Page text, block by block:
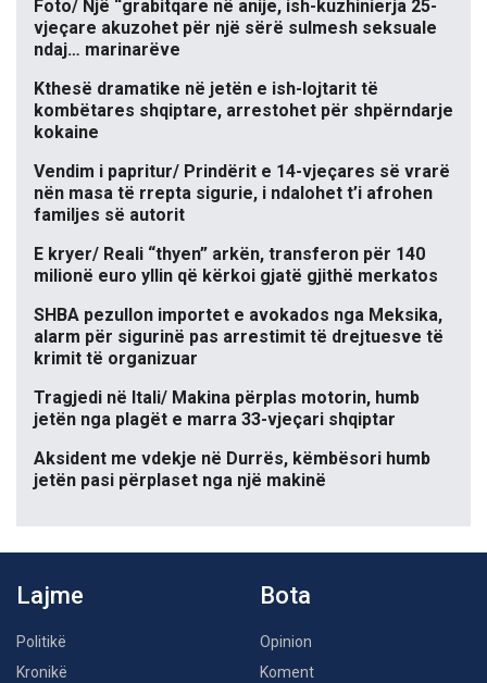
Foto/ Një “grabitqare në anije, ish-kuzhinierja 25-
vjeçare akuzohet për një sërë sulmesh seksuale
ndaj… marinarëve
Kthesë dramatike në jetën e ish-lojtarit të
kombëtares shqiptare, arrestohet për shpërndarje
kokaine
Vendim i papritur/ Prindërit e 14-vjeçares së vrarë
nën masa të rrepta sigurie, i ndalohet t’i afrohen
familjes së autorit
E kryer/ Reali “thyen” arkën, transferon për 140
milionë euro yllin që kërkoi gjatë gjithë merkatos
SHBA pezullon importet e avokados nga Meksika,
alarm për sigurinë pas arrestimit të drejtuesve të
krimit të organizuar
Tragjedi në Itali/ Makina përplas motorin, humb
jetën nga plagët e marra 33-vjeçari shqiptar
Aksident me vdekje në Durrës, këmbësori humb
jetën pasi përplaset nga një makinë
Lajme
Politikë
Kronikë
Bota
Opinion
Koment